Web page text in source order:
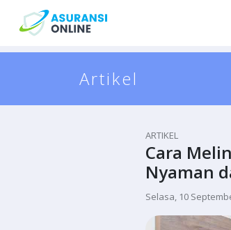
Artikel
ARTIKEL
Cara
Nyaman
Selasa, 10